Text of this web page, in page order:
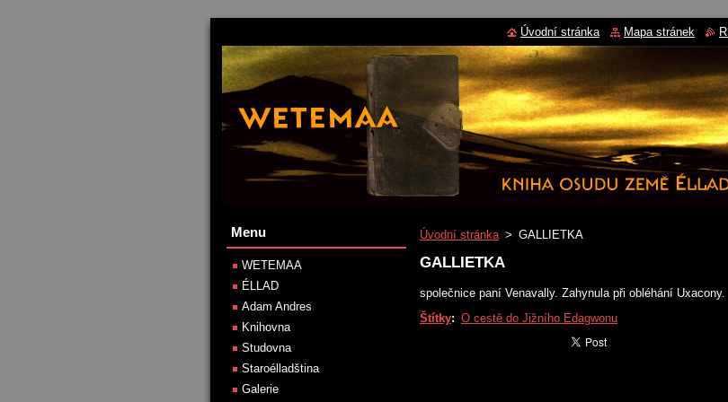
Úvodní stránka > GALLIETKA
GALLIETKA
společnice paní Venavally. Zahynula při obléhání Uxacony.
Štítky: O cestě do Jižního Edagwonu
Menu
WETEMAA
ÉLLAD
Adam Andres
Knihovna
Studovna
Staroélladština
Galerie
Úvodní stránka Mapa stránek